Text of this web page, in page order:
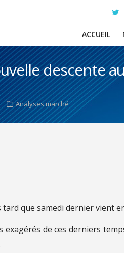
ACCUEIL
descente
Analyses marché
que samedi dernier vient
exagérés de ces derniers